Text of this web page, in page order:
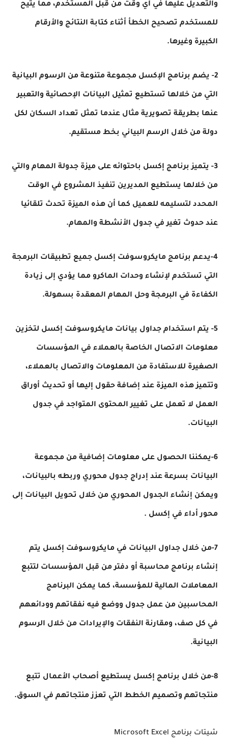
والتعديل عليها في أي وقت من قبل المستخدم، مما يتيح
للمستخدم تصحيح الخطأ أثناء كتابة النتائج والأرقام
الكبيرة وغيرها.
2- يضم برنامج الإكسل مجموعة متنوعة من الرسوم البيانية
التي من خلالها تستطيع تمثيل البيانات الإحصائية والتعبير
عنها بطريقة تصويرية مثال عندما تمثل تعداد السكان لكل
دولة من خلال الرسم البياني بخط مستقيم.
3- يتميز برنامج إكسل باحتوائه على ميزة جدولة المهام والتي
من خلالها يستطيع المديرين تنفيذ المشروع في الوقت
المحدد لتسليمه للعميل كما أن هذه الميزة تحدث تلقائيا
عند حدوث تغير في جدول الأنشطة والمهام.
4-يدعم برنامج مايكروسوفت إكسل جميع تطبيقات البرمجة
التي تستخدم لإنشاء وحدات الماكرو مما يؤدي إلى زيادة
الكفاءة في البرمجة وحل المهام المعقدة بسهولة.
5- يتم استخدام جداول بيانات مايكروسوفت إكسل لتخزين
معلومات الاتصال الخاصة بالعملاء في المؤسسات
الصغيرة للاستفادة من المعلومات والاتصال بالعملاء،
وتتميز هذه الميزة عند إضافة حقول إليها أو تحديث أوراق
العمل لا تعمل على تغيير المحتوى المتواجد في جدول
البيانات.
6-يمكننا الحصول على معلومات إضافية من مجموعة
البيانات بسرعة عند إدراج جدول محوري وربطه بالبيانات،
ويمكن إنشاء الجدول المحوري من خلال تحويل البيانات إلى
محور أداء في إكسل .
7-من خلال جداول البيانات في مايكروسوفت إكسل يتم
إنشاء برنامج محاسبة أو دفتر من قبل المؤسسات لتتبع
المعاملات المالية للمؤسسة، كما يمكن البرنامج
المحاسبين من عمل جدول ووضع فيه نفقاتهم وودائعهم
في كل صف، ومقارنة النفقات والإيرادات من خلال الرسوم
البيانية.
8-من خلال برنامج إكسل يستطيع أصحاب الأعمال تتبع
منتجاتهم وتصميم الخطط التي تعزز منتجاتهم في السوق.
شيتات برنامج Microsoft Excel